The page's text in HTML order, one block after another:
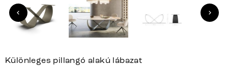
Különleges pillangó alakú lábazat